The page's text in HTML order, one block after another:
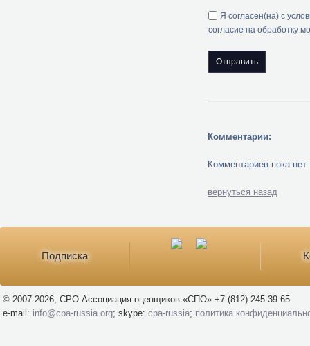
Я согласен(на) с
согласие на обработку
Комментарии:
Комментариев пока нет.
вернуться назад
Подписка
© 2007-2026, СРО Ассоциация оценщиков «СПО» +7 (812) 245-39-65
e-mail: info@cpa-russia.org; skype: cpa-russia; политика